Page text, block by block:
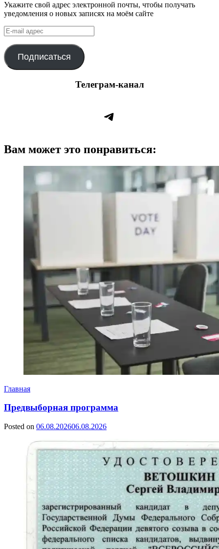
Укажите свой адрес электронной почты, чтобы получать
уведомления о новых записях на моём сайте
E-
mail
адрес
Подписаться
Телеграм-канал
Telegram
Вам может это понравиться:
Главная
Предвыборная программа
Posted on 06.08.202606.08.2026
Ветошкин